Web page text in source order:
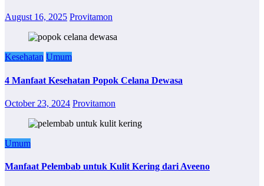
August 16, 2025 Provitamon
Kesehatan Umum
4 Manfaat Kesehatan Popok Celana Dewasa
October 23, 2024 Provitamon
Umum
Manfaat Pelembab untuk Kulit Kering dari Aveeno